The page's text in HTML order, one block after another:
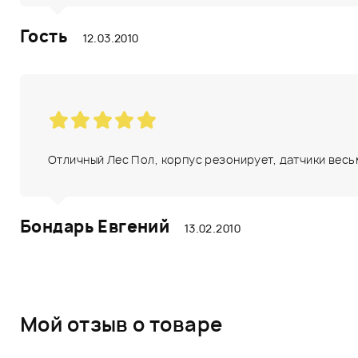
Гость 12.03.2010
Отличный Лес Пол, корпус резонирует, датчики
Бондарь Евгений 13.02.2010
Мой отзыв о товаре